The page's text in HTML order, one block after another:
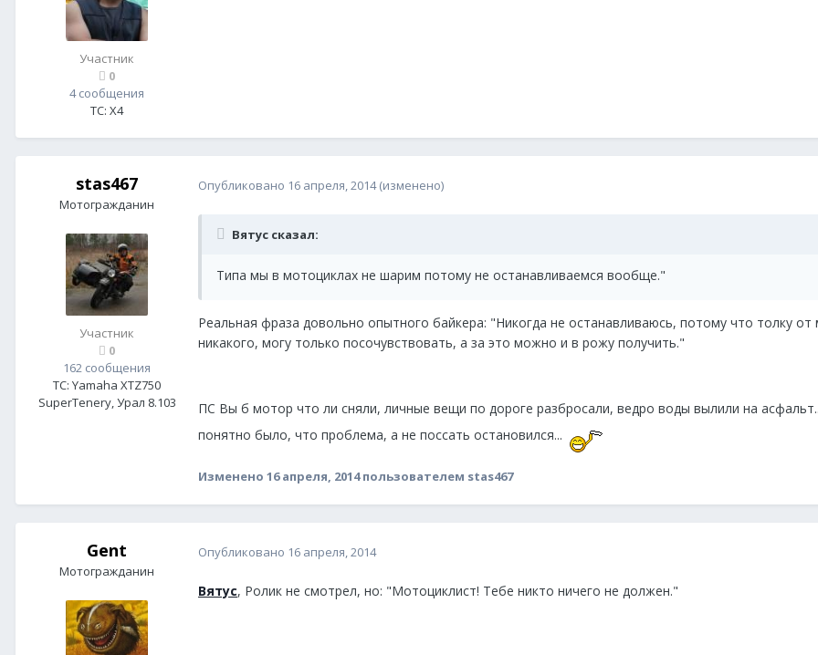
Участник
0
4 сообщения
ТС: X4
stas467
Мотогражданин
Участник
0
162 сообщения
ТС: Yamaha XTZ750
SuperTenery, Урал 8.103
Опубликовано 16 апреля, 2014 (изменено)
Вятус сказал:
Типа мы в мотоциклах не шарим потому не останавливаемся вообще."
Реальная фраза довольно опытного байкера: "Никогда не останавливаюсь, потому что толку от
никакого, могу только посочувствовать, а за это можно и в рожу получить."
ПС Вы б мотор что ли сняли, личные вещи по дороге разбросали, ведро воды вылили на
понятно было, что проблема, а не поссать остановился...
Изменено 16 апреля, 2014пользователем stas467
Gent
Мотогражданин
Опубликовано 16 апреля, 2014
Вятус, Ролик не смотрел, но: "Мотоциклист! Тебе никто ничего не должен."